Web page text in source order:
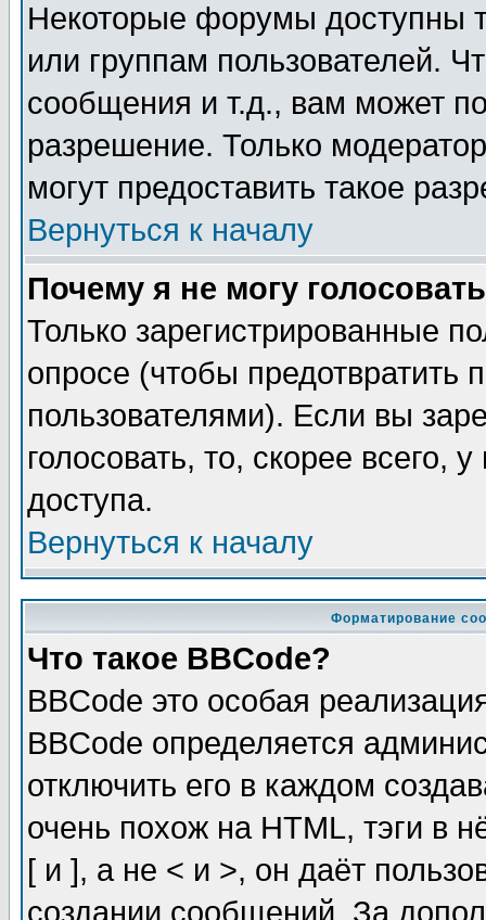
Некоторые форумы доступны
или группам пользователей.
сообщения и т.д., вам может
разрешение. Только
могут предоставить такое
Вернуться к началу
Почему я не могу
Только зарегистрированные
опросе (чтобы предотвратить
пользователями). Если вы
голосовать, то, скорее всего,
доступа.
Вернуться к началу
Форматирование
Что такое BBCode?
BBCode это особая
BBCode определяется
отключить его в каждом
очень похож на HTML, тэги в
[ и ], а не < и >, он даёт
создании сообщений. За